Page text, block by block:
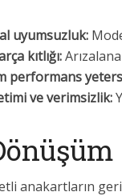
uyumsuzluk:
kıtlığı:
performans
ve verimsizlik:
anakartların